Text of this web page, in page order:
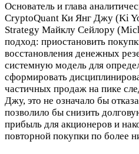
Основатель и глава
CryptoQuant Ки Янг Джу (Ki
Strategy Майклу Сейлору
подход: приостановить
восстановления денежных
системную модель для
сформировать
частичных продаж на пике
Джу, это не означало бы
позволило бы снизить
прибыль для акционеров и
повторной покупки по более